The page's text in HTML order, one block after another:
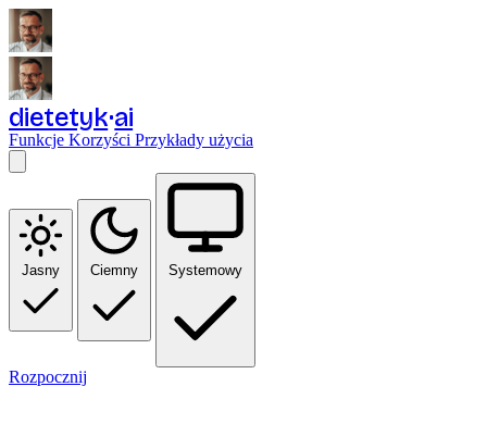
dietetyk ai
Funkcje Korzyści Przykłady użycia
Jasny Ciemny Systemowy
Rozpocznij